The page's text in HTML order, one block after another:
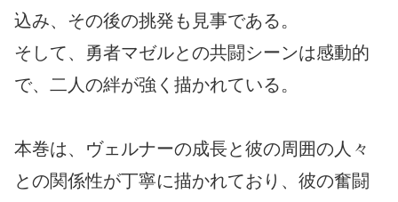
込み、その後の挑発も見事である。
そして、勇者マゼルとの共闘シーンは感動的
で、二人の絆が強く描かれている。
本巻は、ヴェルナーの成長と彼の周囲の人々
との関係性が丁寧に描かれており、彼の奮闘